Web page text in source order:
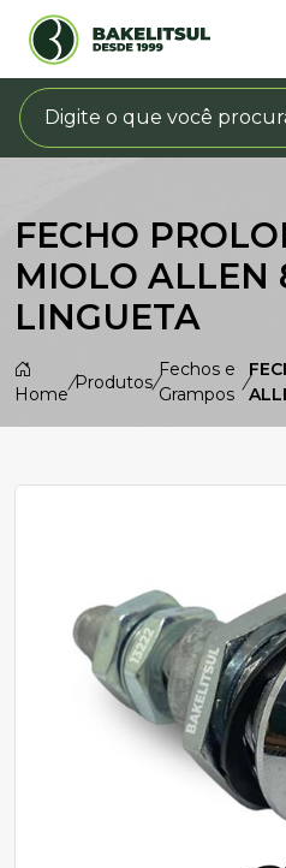
FECHO
MIOLO ALLEN
LINGUETA
Home
/Produtos/
Fechos e
Grampos
/